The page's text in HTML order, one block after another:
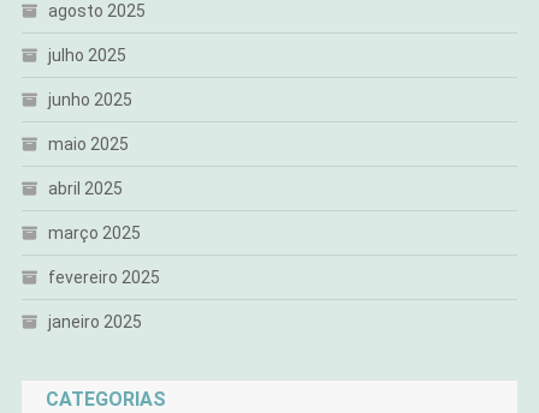
agosto 2025
julho 2025
junho 2025
maio 2025
abril 2025
março 2025
fevereiro 2025
janeiro 2025
CATEGORIAS